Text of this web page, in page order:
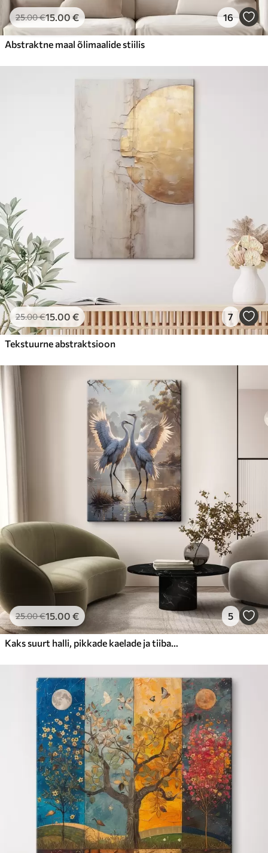
25.00€15.00€ 16
Abstraktne maal õlimaalide stiilis
25.00€15.00 € 7
Tekstuurne abstraktsioon
25.00€15.00 € 5
Kaks suurt halli, pikkade kaelade ja tiibadega kraanat, mis seisavad puudest ümbritsetud udujärves